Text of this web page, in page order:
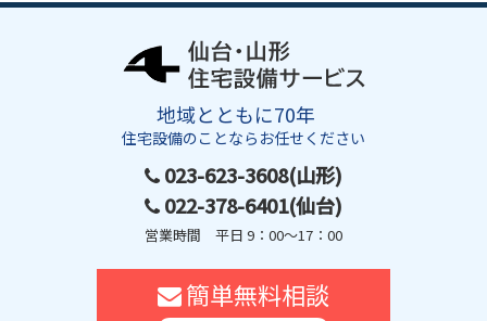
地域とともに70年
住宅設備のことならお任せください
023-623-3608(山形)
022-378-6401(仙台)
営業時間 平日 9：00～17：00
簡単無料相談